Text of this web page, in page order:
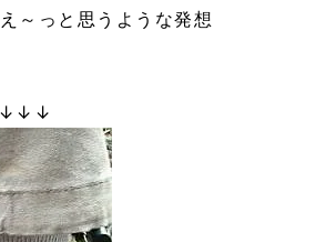
～っと思うような発想